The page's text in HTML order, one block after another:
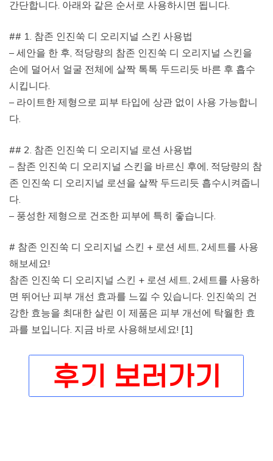
간단합니다. 아래와 같은 순서로 사용하시면 됩니다.
## 1. 참존 인진쑥 디 오리지널 스킨 사용법
– 세안을 한 후, 적당량의 참존 인진쑥 디 오리지널 스킨을
손에 덜어서 얼굴 전체에 살짝 톡톡 두드리듯 바른 후 흡수
시킵니다.
– 라이트한 제형으로 피부 타입에 상관 없이 사용 가능합니
다.
## 2. 참존 인진쑥 디 오리지널 로션 사용법
– 참존 인진쑥 디 오리지널 스킨을 바르신 후에, 적당량의 참
존 인진쑥 디 오리지널 로션을 살짝 두드리듯 흡수시켜줍니
다.
– 풍성한 제형으로 건조한 피부에 특히 좋습니다.
# 참존 인진쑥 디 오리지널 스킨 + 로션 세트, 2세트를 사용
해보세요!
참존 인진쑥 디 오리지널 스킨 + 로션 세트, 2세트를 사용하
면 뛰어난 피부 개선 효과를 느낄 수 있습니다. 인진쑥의 건
강한 효능을 최대한 살린 이 제품은 피부 개선에 탁월한 효
과를 보입니다. 지금 바로 사용해보세요! [1]